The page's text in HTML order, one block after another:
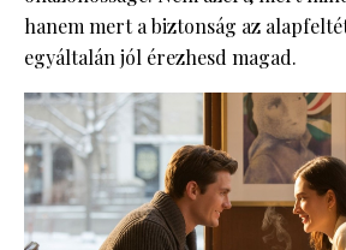
hanem mert a biztonság az
egyáltalán jól érezhesd magad.